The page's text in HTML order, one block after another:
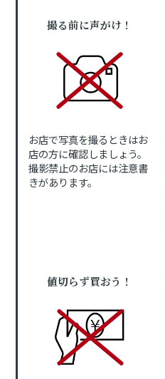
撮る前に声がけ！
お店で写真を撮るときはお
店の方に確認しましょう。
撮影禁止のお店には注意書
きがあります。
値切らず買おう！